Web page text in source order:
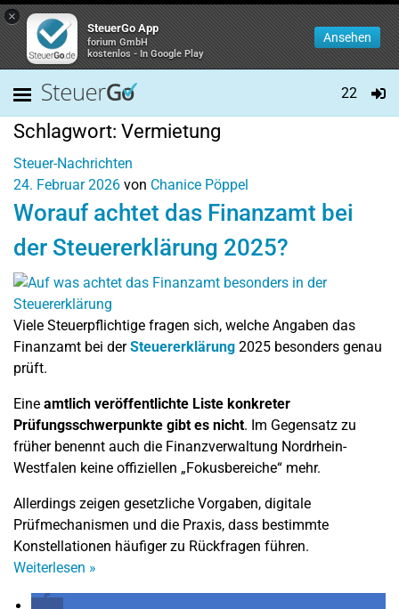
×
SteuerGo App
forium GmbH
kostenlos - In Google Play
Ansehen
22
Schlagwort: Vermietung
Steuer-Nachrichten
24. Februar 2026 von Chanice Pöppel
Worauf achtet das Finanzamt bei
der Steuererklärung 2025?
Viele Steuerpflichtige fragen sich, welche Angaben das
Finanzamt bei derSteuererklärung 2025 besonders genau
prüft.
Eine amtlich veröffentlichte Liste konkreter
Prüfungsschwerpunkte gibt es nicht. Im Gegensatz zu
früher benennt auch die Finanzverwaltung Nordrhein-
Westfalen keine offiziellen „Fokusbereiche“ mehr.
Allerdings zeigen gesetzliche Vorgaben, digitale
Prüfmechanismen und die Praxis, dass bestimmte
Konstellationen häufiger zu Rückfragen führen.
Weiterlesen »